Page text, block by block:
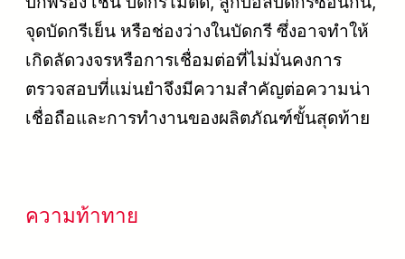
จุดบัดกรีเย็น หรือช่องว่างในบัดกรี ซึ่งอาจทำให้
เกิดลัดวงจรหรือการเชื่อมต่อที่ไม่มั่นคงการ
ตรวจสอบที่แม่นยำจึงมีความสำคัญต่อความน่า
เชื่อถือและการทำงานของผลิตภัณฑ์ขั้นสุดท้าย
ความท้าทาย